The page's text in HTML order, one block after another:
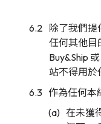
除了我們
任何其他目
Buy&Ship
站不得用於
作為任何本
在未獲